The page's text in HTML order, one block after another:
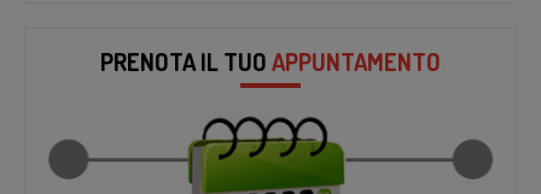
PRENOTA IL TUOAPPUNTAMENTO